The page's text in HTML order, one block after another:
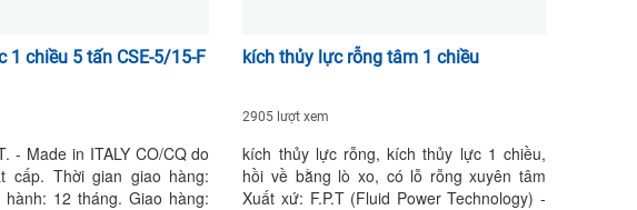
1 chiều 5 tấn CSE-5/15-F
- Made in ITALY CO/CQ do
cấp. Thời gian giao hàng:
hành: 12 tháng. Giao hàng:
kích thủy lực rỗng tâm 1 chiều
2905 lượt xem
kích thủy lực rỗng, kích thủy lực 1 chiều,
hồi về bằng lò xo, có lỗ rỗng xuyên tâm
Xuất xứ: F.P.T (Fluid Power Technology) -